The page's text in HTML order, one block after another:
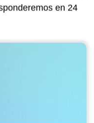
en 24